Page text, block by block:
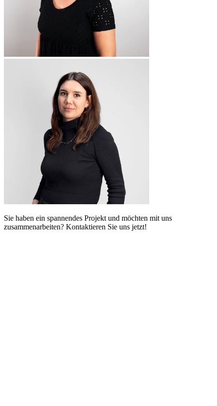
Sie haben ein spannendes Projekt und möchten mit uns
zusammenarbeiten? Kontaktieren Sie uns jetzt!